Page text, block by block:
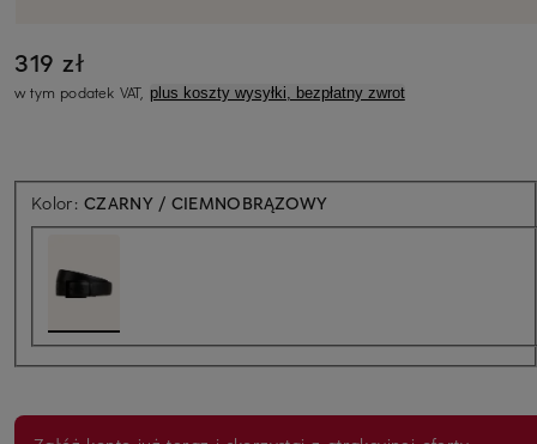
319 zł
w tym podatek VAT, plus koszty wysyłki, bezpłatny zwrot
Kolor:CZARNY / CIEMNOBRĄZOWY